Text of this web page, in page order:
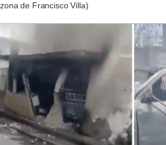
zona de Francisco Villa)